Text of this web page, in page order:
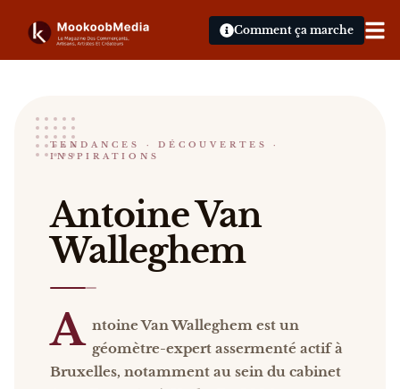
Comment ça marche
Van Walleghem Antoine
Catalogue :presse
TENDANCES · DÉCOUVERTES ·
INSPIRATIONS
Antoine Van
Walleghem
A ntoine Van Walleghem est un
géomètre-expert assermenté actif à
Bruxelles, notamment au sein du cabinet